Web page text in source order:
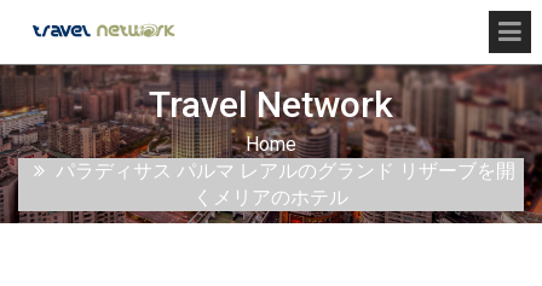
Travel Network
Home
パラディサス パルマ レアルのグランド リザーブを開
くメリアのホテル